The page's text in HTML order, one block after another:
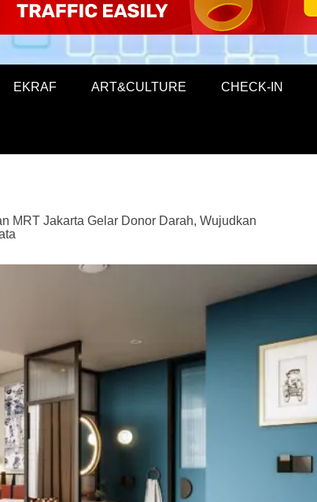
EKRAF ART&CULTURE CHECK-IN
MRT Jakarta Gelar Donor Darah, Wujudkan